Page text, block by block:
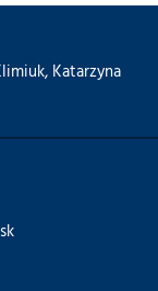
, Katarzyna